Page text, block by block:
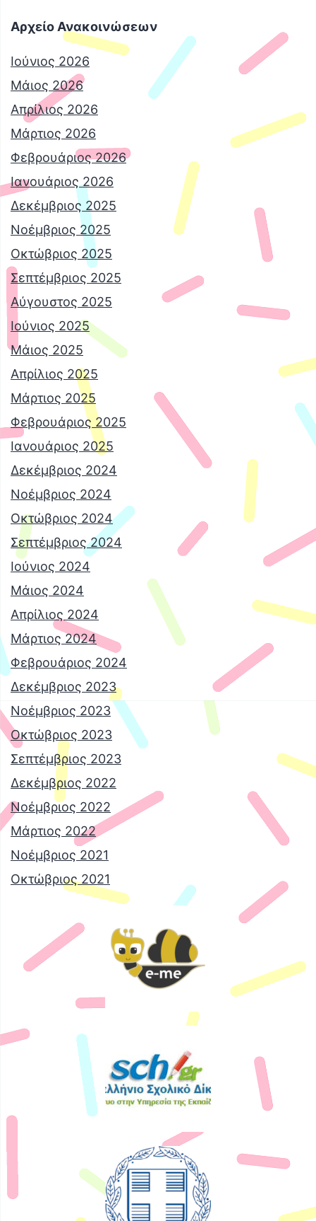
Αρχείο Ανακοινώσεων
Ιούνιος 2026
Μάιος 2026
Απρίλιος 2026
Μάρτιος 2026
Φεβρουάριος 2026
Ιανουάριος 2026
Δεκέμβριος 2025
Νοέμβριος 2025
Οκτώβριος 2025
Σεπτέμβριος 2025
Αύγουστος 2025
Ιούνιος 2025
Μάιος 2025
Απρίλιος 2025
Μάρτιος 2025
Φεβρουάριος 2025
Ιανουάριος 2025
Δεκέμβριος 2024
Νοέμβριος 2024
Οκτώβριος 2024
Σεπτέμβριος 2024
Ιούνιος 2024
Μάιος 2024
Απρίλιος 2024
Μάρτιος 2024
Φεβρουάριος 2024
Δεκέμβριος 2023
Νοέμβριος 2023
Οκτώβριος 2023
Σεπτέμβριος 2023
Δεκέμβριος 2022
Νοέμβριος 2022
Μάρτιος 2022
Νοέμβριος 2021
Οκτώβριος 2021